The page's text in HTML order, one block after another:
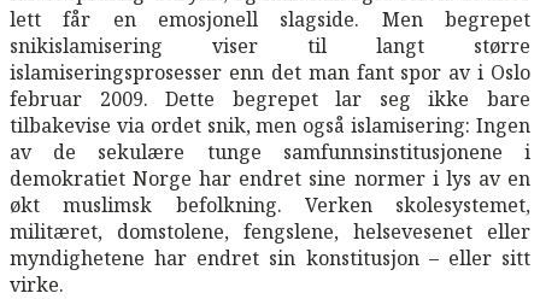
lett får en emosjonell slagside. Men begrepet
snikislamisering viser til langt større
islamiseringsprosesser enn det man fant spor av i Oslo
februar 2009. Dette begrepet lar seg ikke bare
tilbakevise via ordet snik, men også islamisering: Ingen
av de sekulære tunge samfunnsinstitusjonene i
demokratiet Norge har endret sine normer i lys av en
økt muslimsk befolkning. Verken skolesystemet,
militæret, domstolene, fengslene, helsevesenet eller
myndighetene har endret sin konstitusjon – eller sitt
virke.